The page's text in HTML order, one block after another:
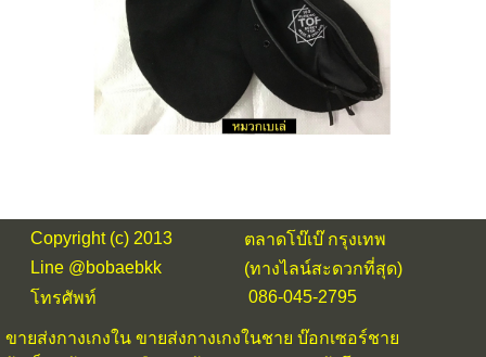
Copyright (c) 2013
ตลาดโบ๊เบ๊ กรุงเทพ
Line @bobaebkk
(ทางไลน์สะดวกที่สุด)
โทรศัพท์
086-045-2795
ขายส่งกางเกงใน ขายส่งกางเกงในชาย บ๊อกเซอร์ชาย